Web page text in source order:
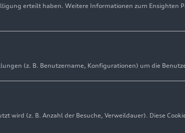
erteilt haben. Weitere Informationen zum Ensighten
(z. B. Benutzername, Konfigurationen) um die
wird (z. B. Anzahl der Besuche, Verweildauer). Diese